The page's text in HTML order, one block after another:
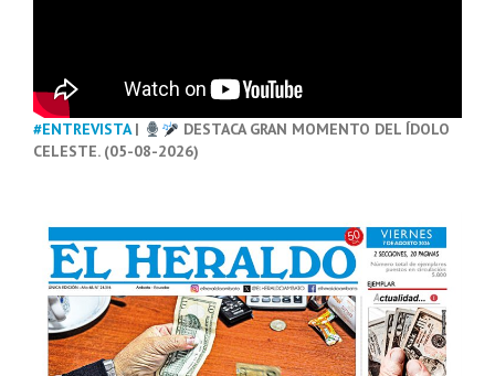
#ENTREVISTA|
DESTACA GRAN MOMENTO DEL ÍDOLO
CELESTE. (05-08-2026)